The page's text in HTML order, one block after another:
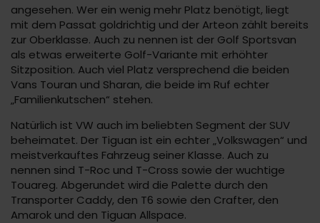
angesehen. Wer ein wenig mehr Platz benötigt, liegt
mit dem Passat goldrichtig und der Arteon zählt bereits
zur Oberklasse. Auch zu nennen ist der Golf Sportsvan
als etwas erweiterte Golf-Variante mit erhöhter
Sitzposition. Auch viel Platz versprechend die beiden
Vans Touran und Sharan, die beide im Ruf echter
„Familienkutschen“ stehen.
Natürlich ist VW auch im beliebten Segment der SUV
beheimatet. Der Tiguan ist ein echter „Volkswagen“ und
meistverkauftes Fahrzeug seiner Klasse. Auch zu
nennen sind T-Roc und T-Cross sowie der wuchtige
Touareg. Abgerundet wird die Palette durch den
Transporter Caddy, den T6 sowie den Crafter, den
Amarok und den Tiguan Allspace.